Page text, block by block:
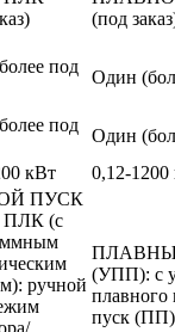
(под
под
Один
под
Один
кВт 0,12-1200
ПУСК
(с
ручной
(УПП): с
плавного
пуск